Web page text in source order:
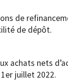
de
de dépôt.
achats nets
juillet 2022.